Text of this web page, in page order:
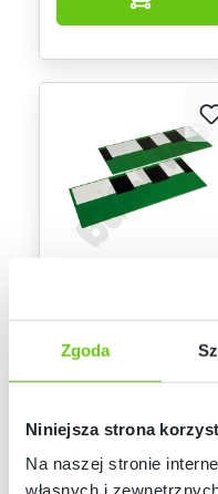
Zgoda
Niniejsza strona
Na naszej stronie
własnych i
dzwonki
chromatyczne
Kod produktu:
319,90 zł